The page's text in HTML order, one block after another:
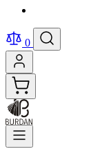
0